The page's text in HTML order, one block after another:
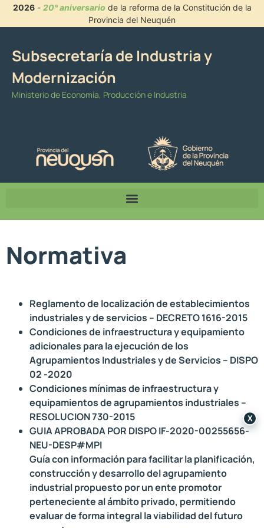
2026- 20° aniversario de la reforma de la Constitución de la
Provincia del Neuquén
Subsecretaría de Industria y
Modernización
Ministerio de Economía, Producción e Industria
Normativa
Reglamento de localización de establecimientos
industriales y de servicios – DECRETO 1616-2015
Condiciones de infraestructura y equipamiento
adicionales para la ejecución de los
Agrupamientos Industriales y de Servicios – DISPO
02 -2020
Condiciones mínimas de infraestructura y
equipamientos de agrupamientos industriales –
RESOLUCION 730-2015
GUIA APROBADA POR DISPO IF-2020-00255656-
NEU-DESP#MPI
Guía con información para facilitar la planificación,
construcción y desarrollo del agrupamiento
industrial propuesto por un ente promotor
perteneciente al ámbito privado, permitiendo
evaluar de forma integral la viabilidad del futuro
X